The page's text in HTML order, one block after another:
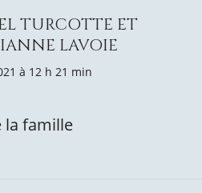
TURCOTTE ET
LAVOIE
à 12 h 21 min
la famille